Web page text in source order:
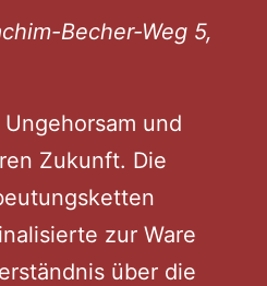
Becher-Weg 5,
und
Zukunft. Die
zur Ware
über die